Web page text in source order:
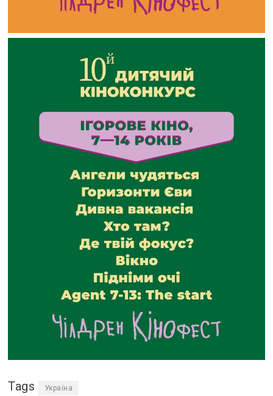
Tags Україна